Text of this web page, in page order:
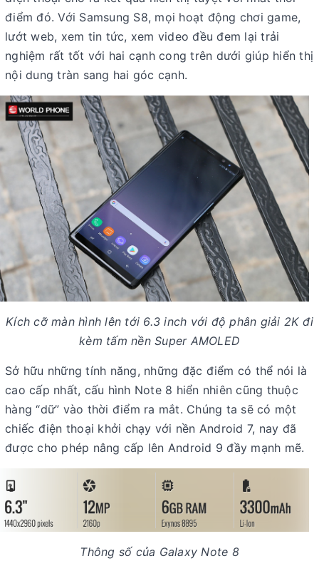
điểm đó. Với Samsung S8, mọi hoạt động chơi game,
lướt web, xem tin tức, xem video đều đem lại trải
nghiệm rất tốt với hai cạnh cong trên dưới giúp hiển thị
nội dung tràn sang hai góc cạnh.
Kích cỡ màn hình lên tới 6.3 inch với độ phân giải 2K đi
kèm tấm nền Super AMOLED
Sở hữu những tính năng, những đặc điểm có thể nói là
cao cấp nhất, cấu hình Note 8 hiển nhiên cũng thuộc
hàng “dữ” vào thời điểm ra mắt. Chúng ta sẽ có một
chiếc điện thoại khởi chạy với nền Android 7, nay đã
được cho phép nâng cấp lên Android 9 đầy mạnh mẽ.
Thông số của Galaxy Note 8